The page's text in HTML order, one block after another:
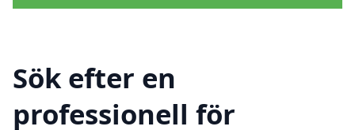
Sök efter en
professionell för